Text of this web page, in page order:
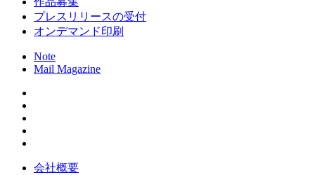
プレスリリースの受付
オンデマンド印刷
Note
Mail Magazine
会社概要